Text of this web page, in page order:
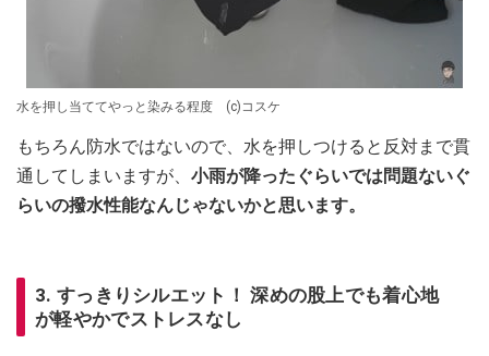
水を押し当ててやっと染みる程度 (c)コスケ
もちろん防水ではないので、水を押しつけると反対まで貫
通してしまいますが、 小雨が降ったぐらいでは問題ないぐ
らいの撥水性能なんじゃないかと思います。
3. すっきりシルエット！ 深めの股上でも着心地
が軽やかでストレスなし